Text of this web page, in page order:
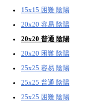
15x15 困難 陰陽
20x20 容易 陰陽
20x20 普通 陰陽
20x20 困難 陰陽
25x25 容易 陰陽
25x25 普通 陰陽
25x25 困難 陰陽